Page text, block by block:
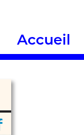
Accueil